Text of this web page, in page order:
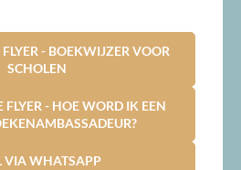
- BOEKWIJZER VOOR
SCHOLEN
- HOE WORD IK EEN
VIA WHATSAPP